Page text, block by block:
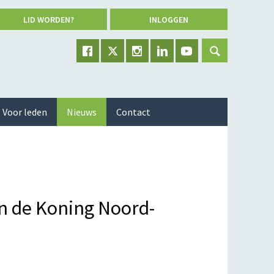
LID WORDEN? INLOGGEN
de Koning Noord-
Voor leden Nieuws Contact